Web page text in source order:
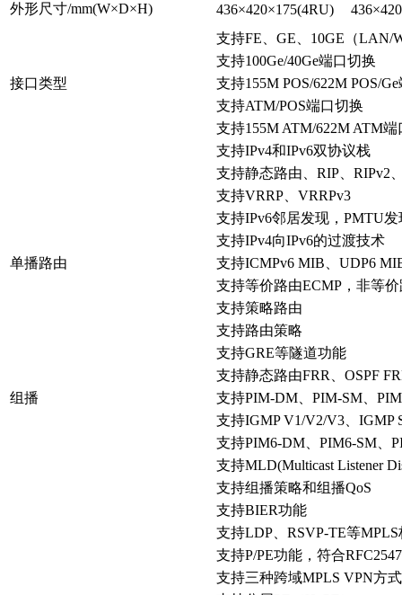
外形尺寸/mm(W×D×H)
436×420×175(4RU)
接口类型
支持FE、GE、10GE（LAN/
支持100Ge/40Ge端口切换
支持155M POS/622M POS/
支持ATM/POS端口切换
支持155M ATM/622M ATM端
单播路由
支持IPv4和IPv6双协议栈
支持静态路由、RIP、RIPv2
支持VRRP、VRRPv3
支持IPv6邻居发现，PMTU发
支持IPv4向IPv6的过渡技术
支持ICMPv6 MIB、UDP6
支持等价路由ECMP，非等
支持策略路由
支持路由策略
支持GRE等隧道功能
支持静态路由FRR、OSPF
组播
支持PIM-DM、PIM-SM、
支持IGMP V1/V2/V3、IGMP
支持PIM6-DM、PIM6-SM、
支持MLD(Multicast Listener
支持组播策略和组播QoS
支持BIER功能
支持LDP、RSVP-TE等
支持P/PE功能，符合
支持三种跨域MPLS VPN方